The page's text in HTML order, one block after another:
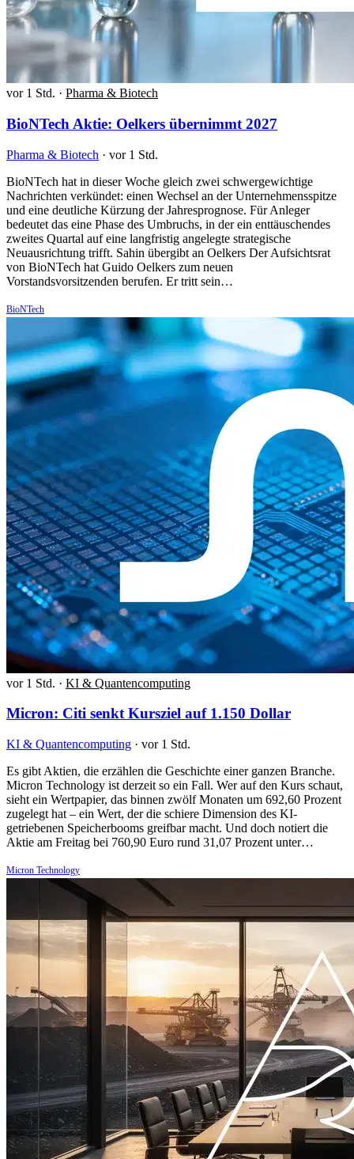
vor 1 Std. · Pharma & Biotech
BioNTech Aktie: Oelkers übernimmt 2027
Pharma & Biotech · vor 1 Std.
BioNTech hat in dieser Woche gleich zwei schwergewichtige
Nachrichten verkündet: einen Wechsel an der Unternehmensspitze
und eine deutliche Kürzung der Jahresprognose. Für Anleger
bedeutet das eine Phase des Umbruchs, in der ein enttäuschendes
zweites Quartal auf eine langfristig angelegte strategische
Neuausrichtung trifft. Sahin übergibt an Oelkers Der Aufsichtsrat
von BioNTech hat Guido Oelkers zum neuen
Vorstandsvorsitzenden berufen. Er tritt sein…
BioNTech
vor 1 Std. · KI & Quantencomputing
Micron: Citi senkt Kursziel auf 1.150 Dollar
KI & Quantencomputing · vor 1 Std.
Es gibt Aktien, die erzählen die Geschichte einer ganzen Branche.
Micron Technology ist derzeit so ein Fall. Wer auf den Kurs schaut,
sieht ein Wertpapier, das binnen zwölf Monaten um 692,60 Prozent
zugelegt hat – ein Wert, der die schiere Dimension des KI-
getriebenen Speicherbooms greifbar macht. Und doch notiert die
Aktie am Freitag bei 760,90 Euro rund 31,07 Prozent unter…
Micron Technology